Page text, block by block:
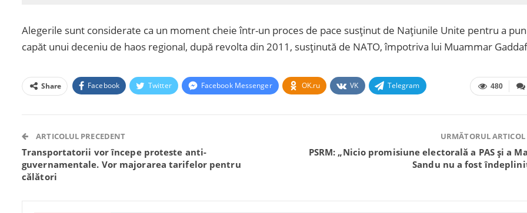
Alegerile sunt considerate ca un moment cheie într-un proces de pace susținut de Națiunile Unite pentru a
capăt unui deceniu de haos regional, după revolta din 2011, susținută de NATO, împotriva lui Muammar
480
Share Facebook Twitter Facebook Messenger OK.ru VK Telegram
ARTICOLUL PRECEDENT
Transportatorii vor începe proteste anti-
guvernamentale. Vor majorarea tarifelor pentru
călători
URMĂTORUL ARTICOL
PSRM: „Nicio promisiune electorală a PAS și a
Sandu nu a fost